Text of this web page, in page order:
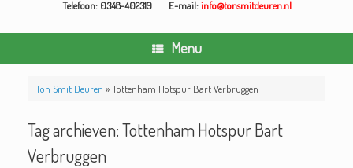
Telefoon: 0348-402319 E-mail:info@tonsmitdeuren.nl
Menu
Ton Smit Deuren »Tottenham Hotspur Bart Verbruggen
Tag archieven:Tottenham Hotspur Bart
Verbruggen